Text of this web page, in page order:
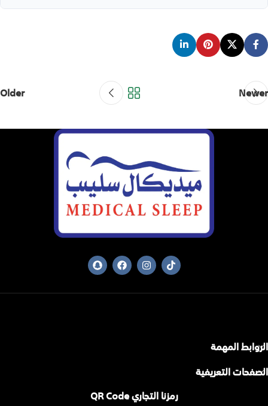
Newer
Older
الروابط المهمة
الصفحات التعريفية
رمزنا التجاري QR Code